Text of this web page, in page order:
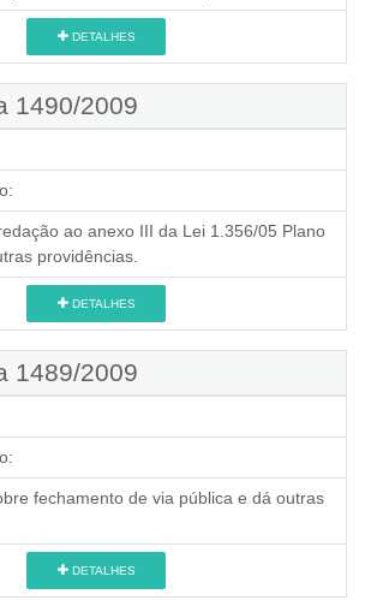
DETALHES
1490/2009
ao anexo III da Lei 1.356/05 Plano
providências.
DETALHES
1489/2009
fechamento de via pública e dá outras
DETALHES